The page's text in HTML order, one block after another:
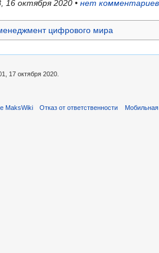
16 октября 2020 • нет комментариев
цифрового мира
17 октября 2020.
MaksWiki Отказ от ответственности Мобильная